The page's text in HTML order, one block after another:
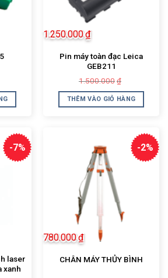
Pin máy toàn đạc Leica
GEB211
1.500.000 ₫
là:
1.500.000₫.
1.250.000₫
tại
là:
1.250.000₫.
THÊM VÀO GIỎ HÀNG
-7%
laser
xanh
-2%
CHÂN MÁY THỦY BÌNH
780.000₫